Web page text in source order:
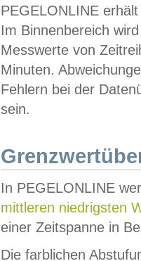
PEGELONLINE
Im Binnenbereich
Messwerte von
Minuten.
Fehlern bei der
sein.
In PEGELONLINE
mittleren niedrigsten
einer Zeitspanne in
Die farblichen